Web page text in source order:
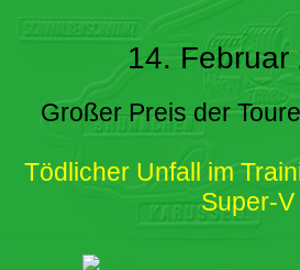
14. Februar
Großer Preis der
Tödlicher Unfall im
Super-V